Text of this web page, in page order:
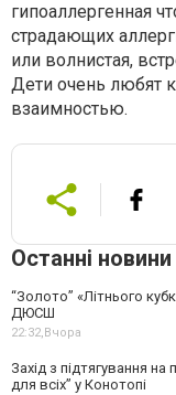
гипоаллергенная
страдающих
или волнистая,
Дети очень любят
взаимностью.
Останні новини
“Золото” «Літнього
ДЮСШ
22:32, Вчора
Захід з підтягування
для всіх” у Конотопі